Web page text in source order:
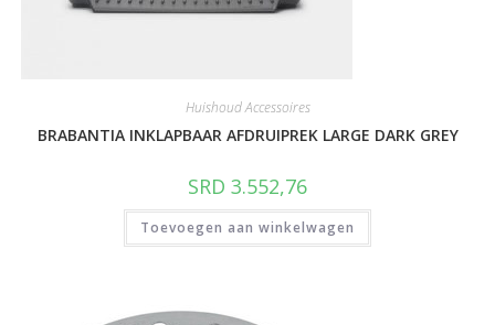
Huishoud Accessoires
BRABANTIA INKLAPBAAR AFDRUIPREK LARGE DARK GREY
SRD 3.552,76
Toevoegen aan winkelwagen